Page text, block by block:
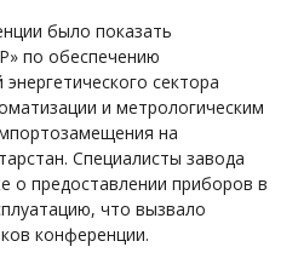
было показать
по обеспечению
сектора
и метрологическим
на
Специалисты завода
о предоставлении приборов в
что вызвало
конференции.